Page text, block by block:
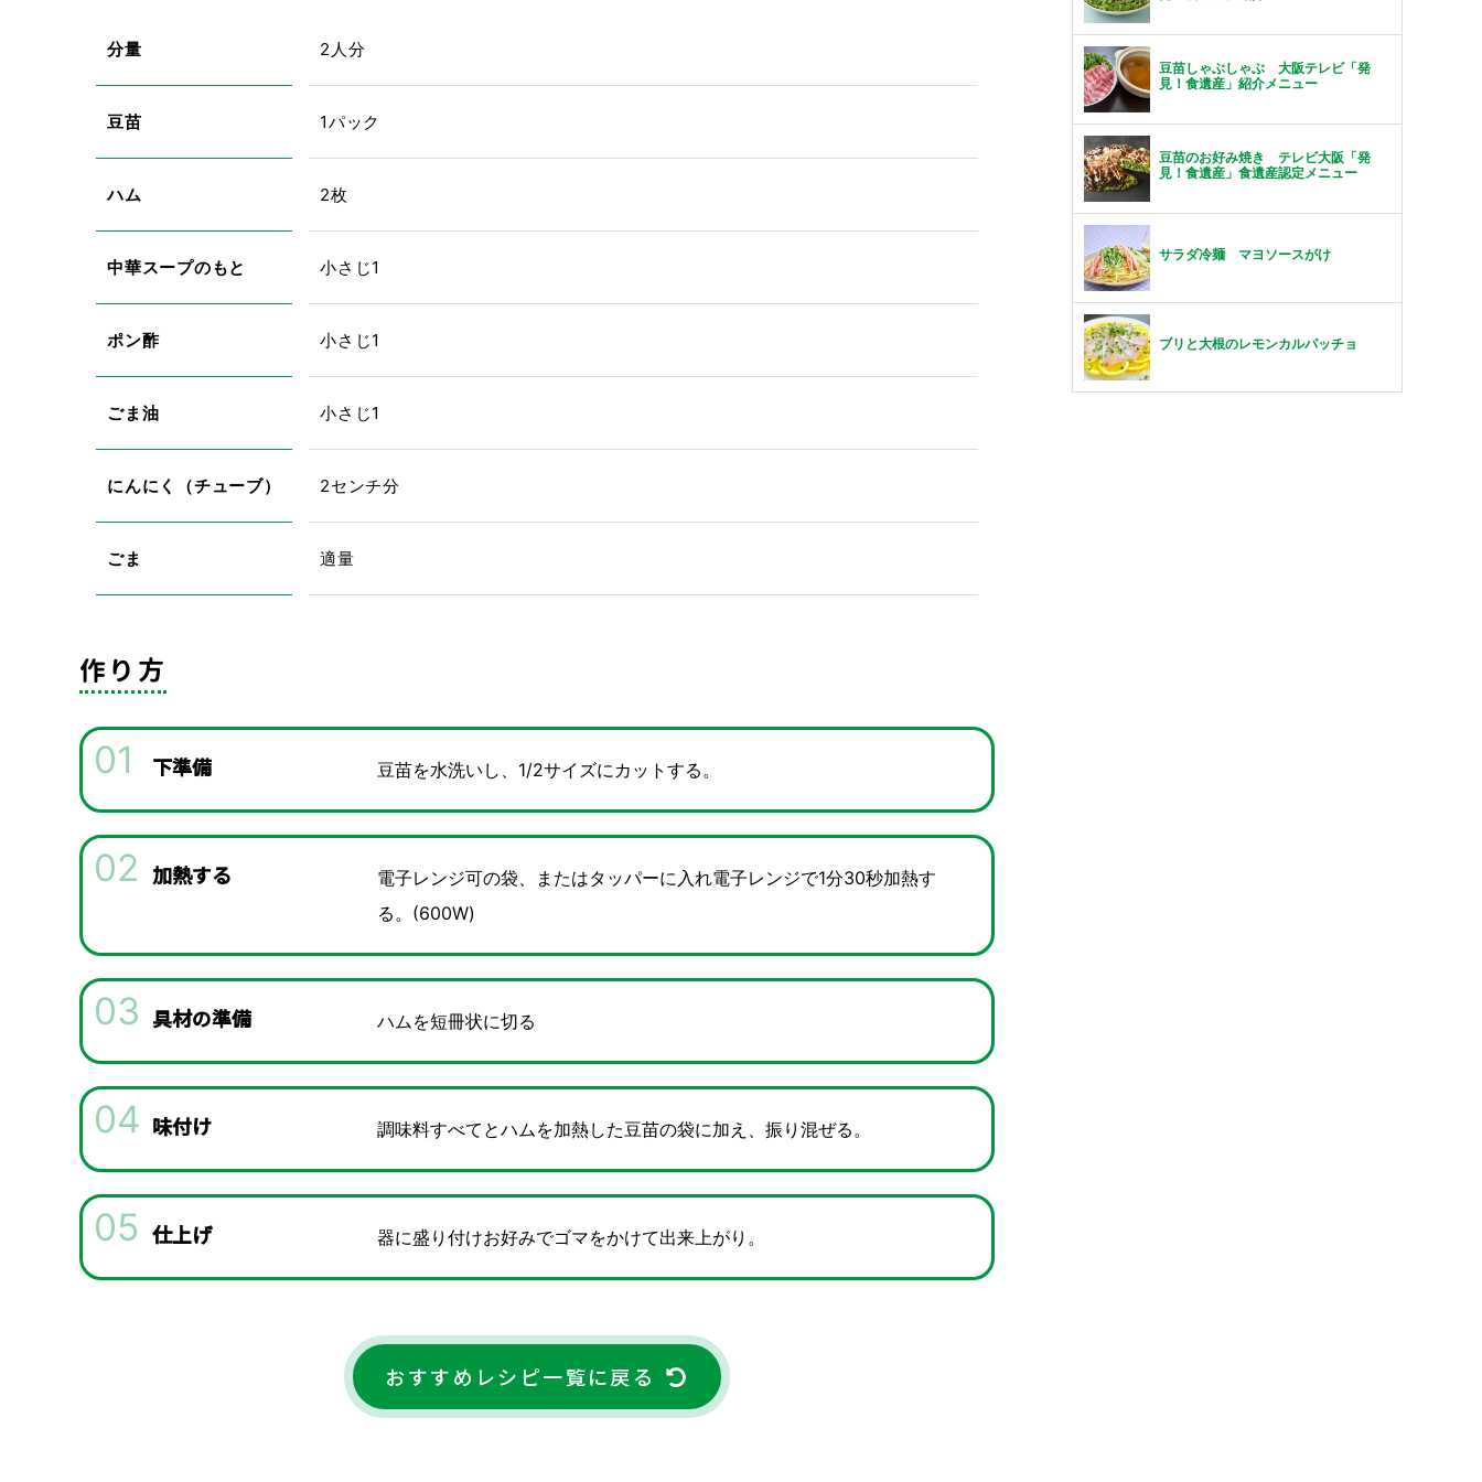
分量 2人分
豆苗 1パック
ハム 2枚
中華スープのもと 小さじ1
ポン酢 小さじ1
ごま油 小さじ1
にんにく（チューブ） 2センチ分
ごま 適量
作り方
01 下準備 豆苗を水洗いし、1/2サイズにカットする。
02 加熱する
電子レンジ可の袋、またはタッパーに入れ電子レンジで1分30秒加熱す
る。(600W)
03 具材の準備 ハムを短冊状に切る
04 味付け 調味料すべてとハムを加熱した豆苗の袋に加え、振り混ぜる。
05 仕上げ 器に盛り付けお好みでゴマをかけて出来上がり。
おすすめレシピ一覧に戻る
豆苗しゃぶしゃぶ 大阪テレビ「発
見！食遺産」紹介メニュー
豆苗のお好み焼き テレビ大阪「発
見！食遺産」食遺産認定メニュー
サラダ冷麺 マヨソースがけ
ブリと大根のレモンカルパッチョ